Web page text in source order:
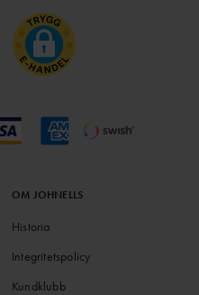
OM JOHNELLS
Historia
Integritetspolicy
Kundklubb